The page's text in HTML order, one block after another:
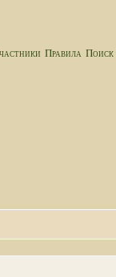
Правила Поиск